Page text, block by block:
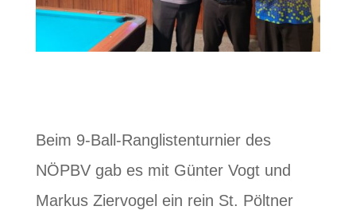
Beim 9-Ball-Ranglistenturnier des
NÖPBVgab es mit Günter Vogt und
Markus Ziervogel ein rein St. Pöltner